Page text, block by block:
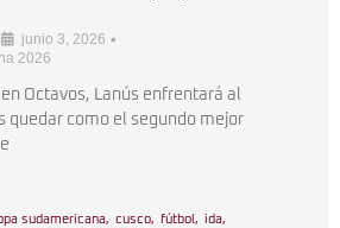
junio 3, 2026 •
2026
Octavos, Lanús enfrentará al
quedar como el segundo mejor
sudamericana, cusco, fútbol , ida,